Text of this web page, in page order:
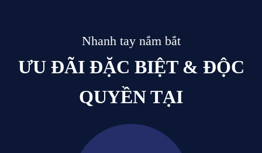
Nhanh tay nắm bắt
ƯU ĐÃI ĐẶC BIỆT & ĐỘC
QUYỀN TẠI